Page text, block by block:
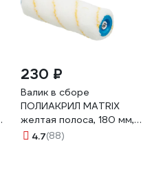
230 ₽
Валик в сборе
ПОЛИАКРИЛ MATRIX
желтая полоса, 180 мм,
ворс 12 мм, D 36 мм, D
4.7(88)